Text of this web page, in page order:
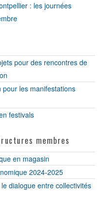
: les journées
pour des rencontres de
les manifestations
festivals
membres
en magasin
2024-2025
dialogue entre collectivités